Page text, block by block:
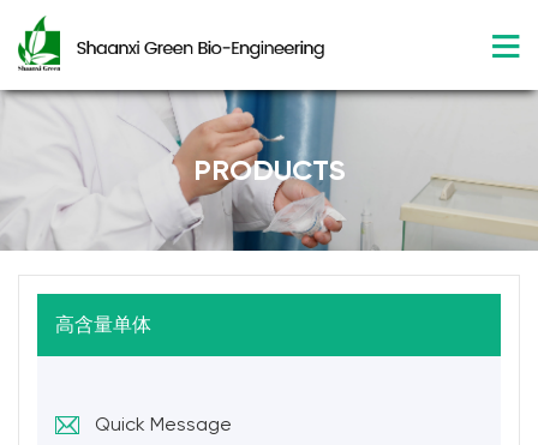
PRODUCTS
高含量单体
Quick Message